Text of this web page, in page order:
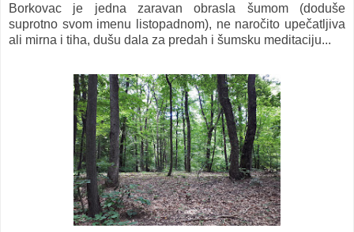
Borkovac je jedna zaravan obrasla šumom (doduše
suprotno svom imenu listopadnom), ne naročito upečatljiva
ali mirna i tiha, dušu dala za predah i šumsku meditaciju...